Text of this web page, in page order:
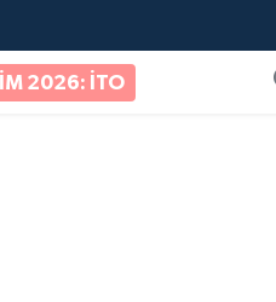
2026: İTO